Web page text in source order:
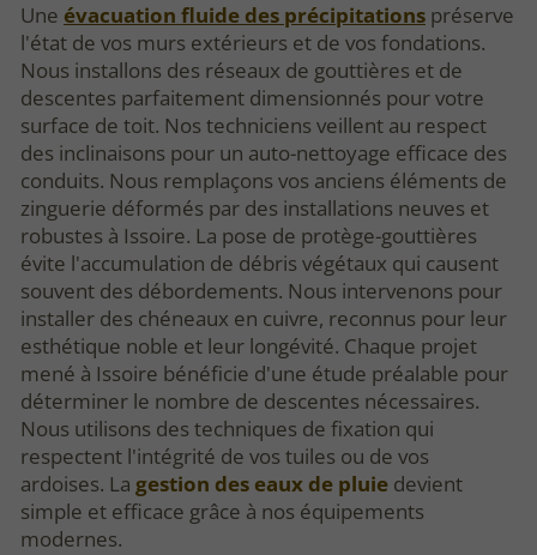
Une évacuation fluide des précipitations préserve
l'état de vos murs extérieurs et de vos fondations.
Nous installons des réseaux de gouttières et de
descentes parfaitement dimensionnés pour votre
surface de toit. Nos techniciens veillent au respect
des inclinaisons pour un auto-nettoyage efficace des
conduits. Nous remplaçons vos anciens éléments de
zinguerie déformés par des installations neuves et
robustes à Issoire. La pose de protège-gouttières
évite l'accumulation de débris végétaux qui causent
souvent des débordements. Nous intervenons pour
installer des chéneaux en cuivre, reconnus pour leur
esthétique noble et leur longévité. Chaque projet
mené à Issoire bénéficie d'une étude préalable pour
déterminer le nombre de descentes nécessaires.
Nous utilisons des techniques de fixation qui
respectent l'intégrité de vos tuiles ou de vos
ardoises. La gestion des eaux de pluie devient
simple et efficace grâce à nos équipements
modernes.